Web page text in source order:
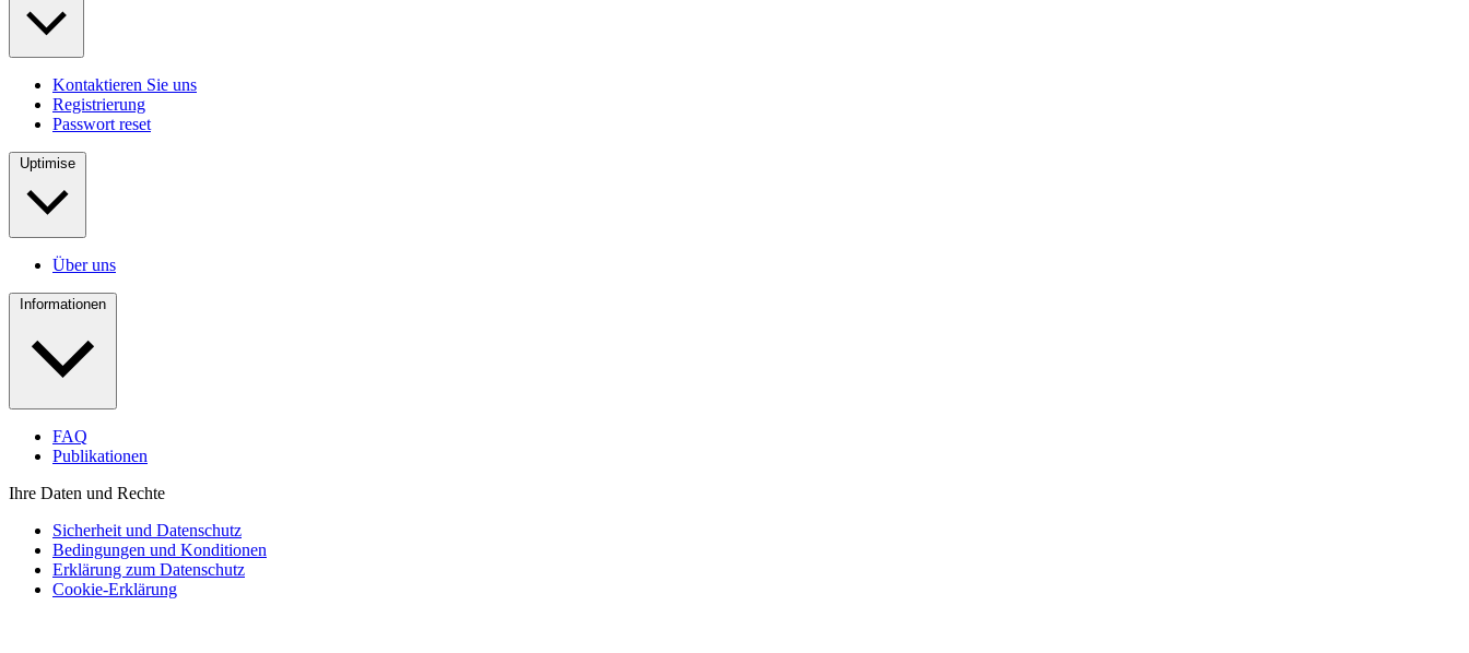
Kontaktieren Sie uns
Registrierung
Passwort reset
Über uns
FAQ
Publikationen
Ihre Daten und Rechte
Sicherheit und Datenschutz
Bedingungen und Konditionen
Erklärung zum Datenschutz
Cookie-Erklärung